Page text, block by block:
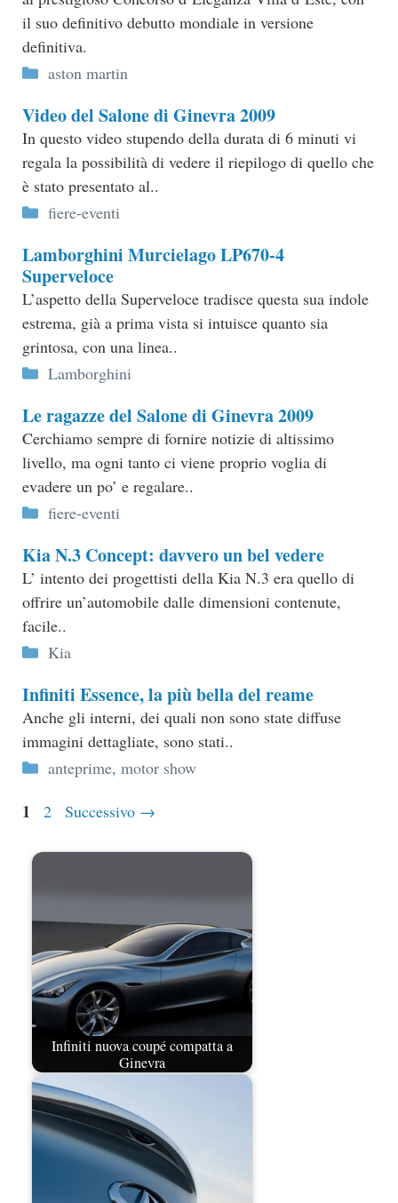
il suo definitivo debutto mondiale in versione
definitiva.
Categorie
aston martin
Video del Salone di Ginevra 2009
In questo video stupendo della durata di 6 minuti vi
regala la possibilità di vedere il riepilogo di quello che
è stato presentato al..
Categorie
fiere-eventi
Lamborghini Murcielago LP670-4
Superveloce
L’aspetto della Superveloce tradisce questa sua indole
estrema, già a prima vista si intuisce quanto sia
grintosa, con una linea..
Categorie
Lamborghini
Le ragazze del Salone di Ginevra 2009
Cerchiamo sempre di fornire notizie di altissimo
livello, ma ogni tanto ci viene proprio voglia di
evadere un po’ e regalare..
Categorie
fiere-eventi
Kia N.3 Concept: davvero un bel vedere
L’ intento dei progettisti della Kia N.3 era quello di
offrire un’automobile dalle dimensioni contenute,
facile..
Categorie
Kia
Infiniti Essence, la più bella del reame
Anche gli interni, dei quali non sono state diffuse
immagini dettagliate, sono stati..
Categorie
anteprime, motor show
Pagina
1 Pagina
2 Successivo →
Infiniti nuova coupé compatta a
Ginevra